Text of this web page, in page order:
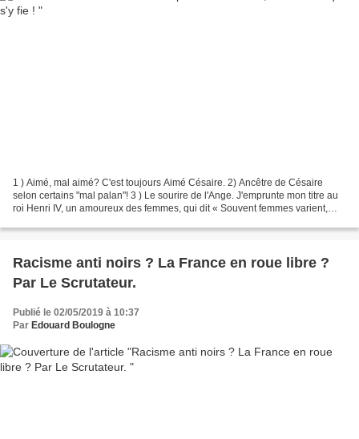
1 ) Aimé, mal aimé? C'est toujours Aimé Césaire. 2) Ancêtre de Césaire
selon certains "mal palan"! 3 ) Le sourire de l'Ange. J'emprunte mon titre au
roi Henri IV, un amoureux des femmes, qui dit « Souvent femmes varient,
Racisme anti noirs ? La France en roue libre ?
Par Le Scrutateur.
Publié le 02/05/2019 à 10:37
Par Edouard Boulogne